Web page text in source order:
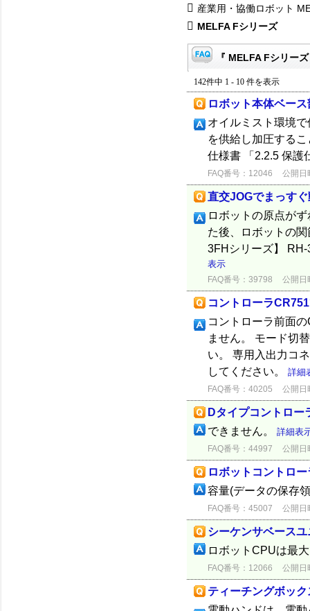
産業用・協働ロボット
MELFA Fシリーズ
『 MELFA Fシリー
142件中 1 - 10 件を表示
ロボット本体ベー
オイルミスト環境
を供給し加圧する
仕様書 「2.2.5 保護
FAQ番号：12046 公開日
直交JOGでまっす
ロボットの原点が
た後、ロボットの
3FHシリーズ】 RH-
表示
FAQ番号：39798 公開日
コントローラ
コントローラ前面
ません。 モード切
い。 専用入出力コ
してください。 詳細
FAQ番号：40205 公開日
Dタイプコントロー
できません。 詳細表
FAQ番号：44997 公開日
ロボットコントロ
容量(データの保存
FAQ番号：45007 公開日
シーケンサベース
ロボットCPUは最
FAQ番号：12066 公開日
ティーチングボッ